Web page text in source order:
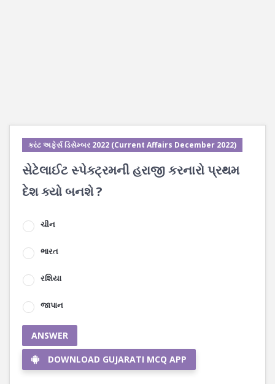
કરંટ અફેર્સ ડિસેમ્બર 2022 (Current Affairs December 2022)
સેટેલાઈટ સ્પેક્ટ્રમની હરાજી કરનારો પ્રથમ
દેશ ક્યો બનશે ?
ચીન
ભારત
રશિયા
જાપાન
ANSWER
DOWNLOAD GUJARATI MCQ APP